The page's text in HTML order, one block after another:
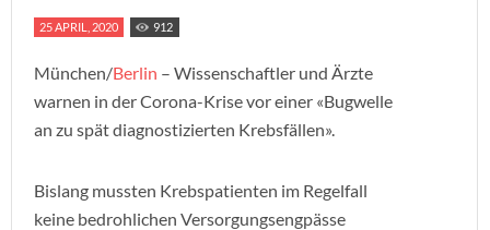
25 APRIL, 2020 912
München/Berlin – Wissenschaftler und Ärzte
warnen in der Corona-Krise vor einer «Bugwelle
an zu spät diagnostizierten Krebsfällen».
Bislang mussten Krebspatienten im Regelfall
keine bedrohlichen Versorgungsengpässe